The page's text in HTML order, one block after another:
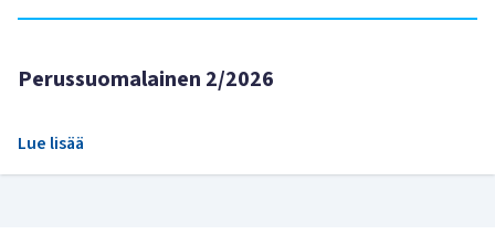
Perussuomalainen 2/2026
Lue lisää